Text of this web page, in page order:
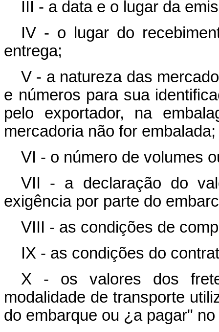
III - a data e o lugar da
IV - o lugar do
entrega;
V - a natureza das
e números para sua
pelo exportador, na
mercadoria não for embalada;
VI - o número de volumes
VII - a declaração do
exigência por parte do
VIII - as condições de
IX - as condições do
X - os valores dos
modalidade de transporte
do embarque ou ¿a pagar"